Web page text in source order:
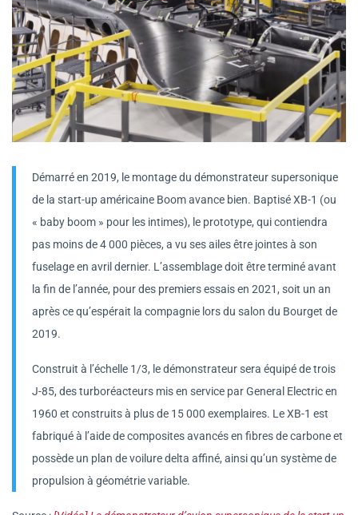
Démarré en 2019, le montage du démonstrateur supersonique
de la start-up américaine Boom avance bien. Baptisé XB-1 (ou
« baby boom » pour les intimes), le prototype, qui contiendra
pas moins de 4 000 pièces, a vu ses ailes être jointes à son
fuselage en avril dernier. L’assemblage doit être terminé avant
la fin de l’année, pour des premiers essais en 2021, soit un an
après ce qu’espérait la compagnie lors du salon du Bourget de
2019.
Construit à l’échelle 1/3, le démonstrateur sera équipé de trois
J-85, des turboréacteurs mis en service par General Electric en
1960 et construits à plus de 15 000 exemplaires. Le XB-1 est
fabriqué à l’aide de composites avancés en fibres de carbone et
possède un plan de voilure delta affiné, ainsi qu’un système de
propulsion à géométrie variable.